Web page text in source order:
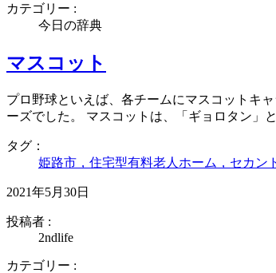
カテゴリー :
今日の辞典
マスコット
プロ野球といえば、各チームにマスコットキ
ーズでした。 マスコットは、「ギョロタン」
タグ：
姫路市，住宅型有料老人ホーム，セカ
2021年5月30日
投稿者 :
2ndlife
カテゴリー :